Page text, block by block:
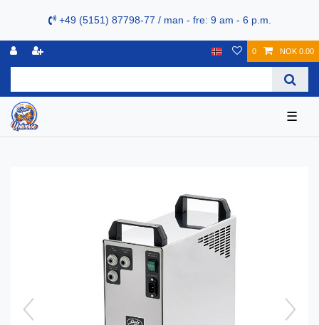
+49 (5151) 87798-77 / man - fre: 9 am - 6 p.m.
0 NOK 0.00
☰